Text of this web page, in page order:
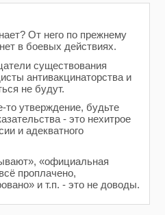
От него по прежнему
в боевых действиях.
существования
антивакцинаторства и
не будут.
то утверждение, будьте
- это нехитрое
и адекватного
«официальная
проплачено,
и т.п. - это не доводы.